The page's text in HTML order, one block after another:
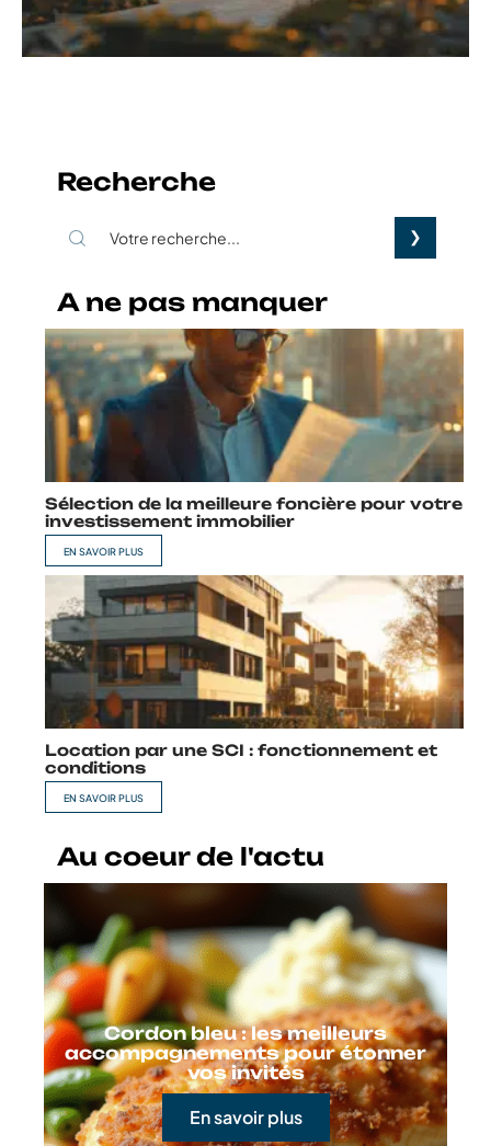
Recherche
A ne pas manquer
Sélection de la meilleure foncière pour votre
investissement immobilier
EN SAVOIR PLUS
Location par une SCI : fonctionnement et
conditions
EN SAVOIR PLUS
Au coeur de l'actu
Cordon bleu : les meilleurs
accompagnements pour étonner
vos invités
En savoir plus